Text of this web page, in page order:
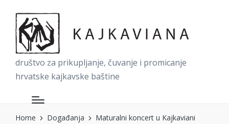
društvo za prikupljanje, čuvanje i promicanje
hrvatske kajkavske baštine
Home Događanja Maturalni koncert u Kajkaviani